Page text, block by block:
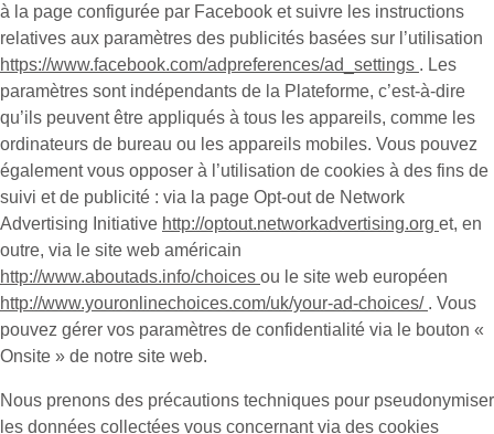
à la page configurée par Facebook et suivre les instructions
relatives aux paramètres des publicités basées sur l’utilisation
https://www.facebook.com/adpreferences/ad_settings . Les
paramètres sont indépendants de la Plateforme, c’est-à-dire
qu’ils peuvent être appliqués à tous les appareils, comme les
ordinateurs de bureau ou les appareils mobiles. Vous pouvez
également vous opposer à l’utilisation de cookies à des fins de
suivi et de publicité : via la page Opt-out de Network
Advertising Initiative http://optout.networkadvertising.org et, en
outre, via le site web américain
http://www.aboutads.info/choices ou le site web européen
http://www.youronlinechoices.com/uk/your-ad-choices/ . Vous
pouvez gérer vos paramètres de confidentialité via le bouton «
Onsite » de notre site web.
Nous prenons des précautions techniques pour pseudonymiser
les données collectées vous concernant via des cookies